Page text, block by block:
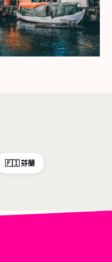
🇫🇮 芬蘭